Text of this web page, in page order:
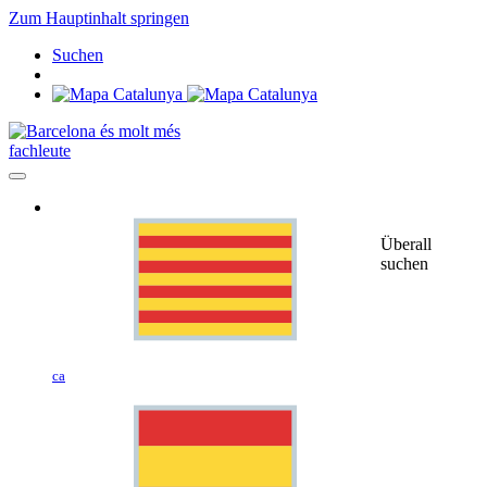
Zum Hauptinhalt springen
Suchen
fachleute
ca
Überall
suchen